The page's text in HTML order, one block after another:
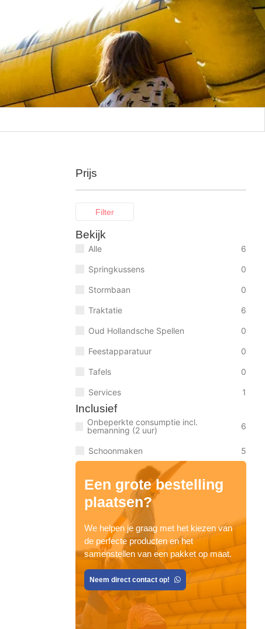
Bekijk
Alle 6
Springkussens 0
Stormbaan 0
Traktatie 6
Oud Hollandsche Spellen 0
Feestapparatuur 0
Tafels 0
Services 1
Prijs
Filter
Inclusief
Onbeperkte consumptie incl.
bemanning (2 uur)
6
Schoonmaken 5
Een grote bestelling
plaatsen?
We helpen je graag met het kiezen van
de perfecte producten en het
samenstellen van een pakket op maat.
Neem direct contact op!